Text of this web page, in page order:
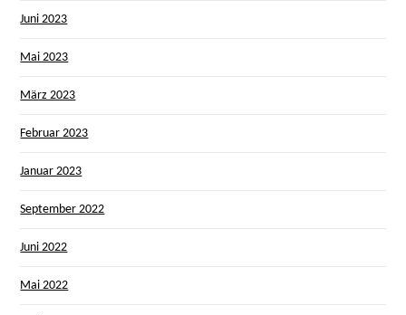
Juni 2023
Mai 2023
März 2023
Februar 2023
Januar 2023
September 2022
Juni 2022
Mai 2022